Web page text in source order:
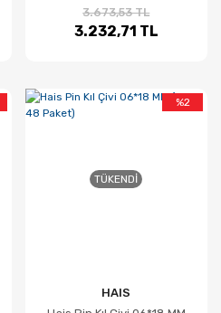
3.673,53 TL
3.232,71 TL
%2
TÜKENDI
HAIS